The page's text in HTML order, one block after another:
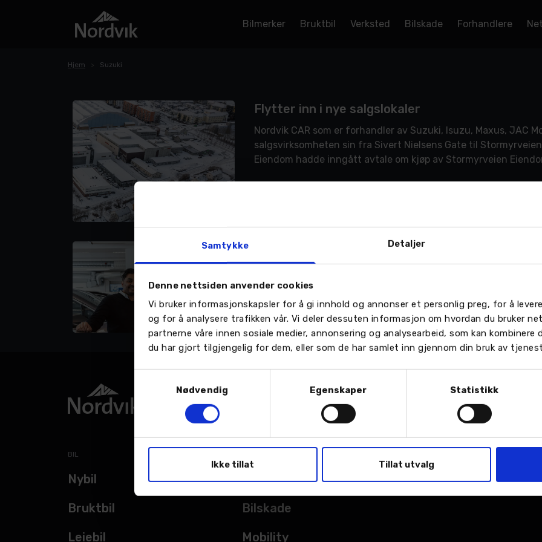
Samtykke Detaljer
Denne nettsiden anvender cookies
Vi bruker informasjonskapsler for å gi innhold og annonser et personlig preg, for å
og for å analysere trafikken vår. Vi deler dessuten informasjon om hvordan du bruker
partnerne våre innen sosiale medier, annonsering og analysearbeid, som kan kombinere
du har gjort tilgjengelig for dem, eller som de har samlet inn gjennom din bruk av
Nødvendig
Egenskaper Statistikk
Ikke tillat Tillat utvalg
Bilmerker Bruktbil Verksted Bilskade Forhandlere
Hjem Suzuki
Flytter inn i nye salgslokaler
Nordvik CAR som er forhandler av Suzuki, Isuzu, Maxus, JAC
salgsvirksomheten sin fra Sivert Nielsens Gate til
Eiendom hadde inngått avtale om kjøp av Stormyrveien
Etablerer ny bilbutikk i Bodø
Nordvik CAR satser videre på Suzuki, Isuzu og Maxus i Bodø.
av en ny bilforhandler i de tidligere salgslokalene til M Nordvik i
tilby nye Suzuki, Isuzu og Maxus, samt ett bredt utvalg av
[…]
BIL
Nybil
Bruktbil
Leiebil
Verksted
Bilskade
Mobility